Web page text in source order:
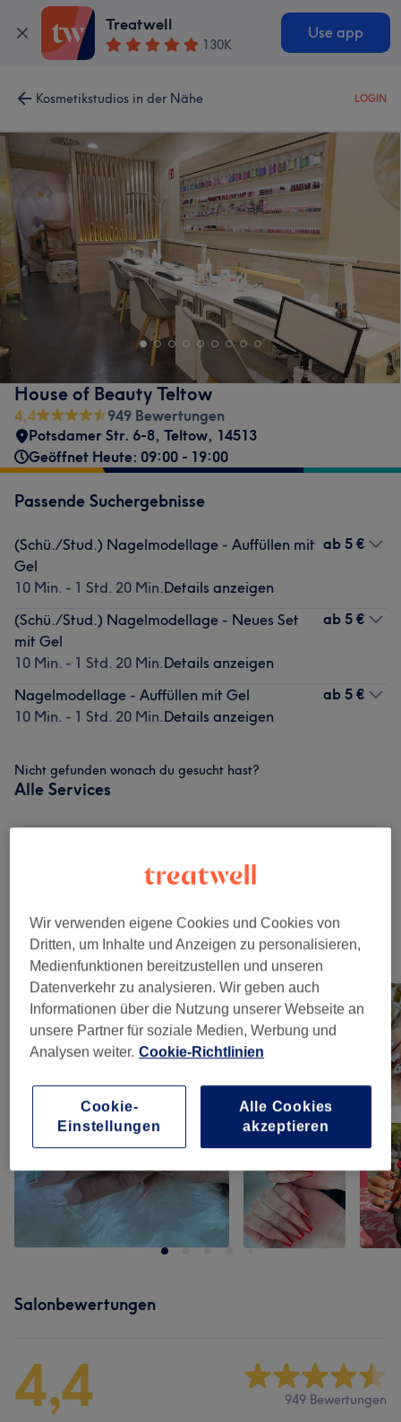
Treatwell
130K
Use app
Kosmetikstudios in der Nähe LOGIN
House of Beauty Teltow
4,4
949 Bewertungen
Potsdamer Str. 6-8, Teltow, 14513
Geöffnet Heute: 09:00 - 19:00
Passende Suchergebnisse
(Schü./Stud.) Nagelmodellage - Auffüllen mit
Gel
10 Min. - 1 Std. 20 Min.Details anzeigen
ab 5 €
(Schü./Stud.) Nagelmodellage - Neues Set
mit Gel
10 Min. - 1 Std. 20 Min.Details anzeigen
ab 5 €
Nagelmodellage - Auffüllen mit Gel
10 Min. - 1 Std. 20 Min.Details anzeigen
ab 5 €
Nicht gefunden wonach du gesucht hast?
Alle Services
Unsere Arbeit
Bild anklicken für weitere Details
Salonbewertungen
4,4 949 Bewertungen
Wir verwenden eigene Cookies und Cookies von
Dritten, um Inhalte und Anzeigen zu personalisieren,
Medienfunktionen bereitzustellen und unseren
Datenverkehr zu analysieren. Wir geben auch
Informationen über die Nutzung unserer Webseite an
unsere Partner für soziale Medien, Werbung und
Analysen weiter. Cookie-Richtlinien
Cookie-
Einstellungen
Alle Cookies
akzeptieren